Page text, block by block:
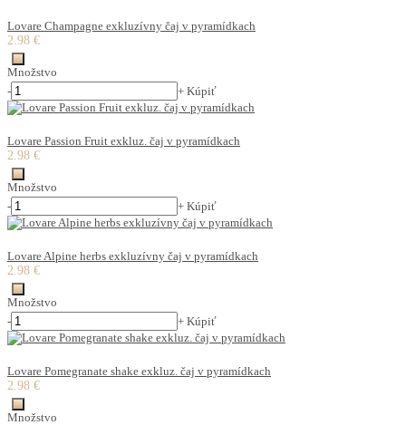
Lovare Champagne exkluzívny čaj v pyramídkach
2.98 €
Množstvo
-
+ Kúpiť
Lovare Passion Fruit exkluz. čaj v pyramídkach
2.98 €
Množstvo
-
+ Kúpiť
Lovare Alpine herbs exkluzívny čaj v pyramídkach
2.98 €
Množstvo
-
+ Kúpiť
Lovare Pomegranate shake exkluz. čaj v pyramídkach
2.98 €
Množstvo